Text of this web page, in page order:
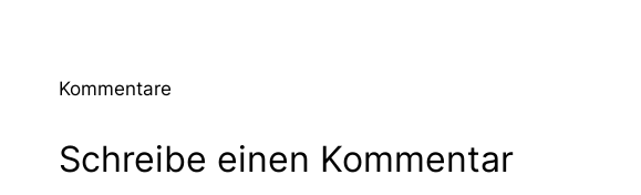
Kommentare
Schreibe einen Kommentar